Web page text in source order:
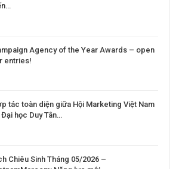
Agency of the Year Awards – open
entries!
tác toàn diện giữa Hội Marketing Việt Nam
Đại học Duy Tân…
Chiêu Sinh Tháng 05/2026 –